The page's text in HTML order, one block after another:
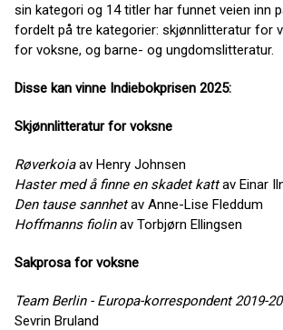
sin kategori og 14 titler har funnet veien inn
fordelt på tre kategorier: skjønnlitteratur for
for voksne, og barne- og ungdomslitteratur.
Disse kan vinne Indiebokprisen 2025:
Skjønnlitteratur for voksne
Røverkoiaav Henry Johnsen
Haster med å finne en skadet kattav Einar
Den tause sannhetav Anne-Lise Fleddum
Hoffmanns fiolinav Torbjørn Ellingsen
Sakprosa for voksne
Team Berlin - Europa-korrespondent 2019-
Sevrin Bruland